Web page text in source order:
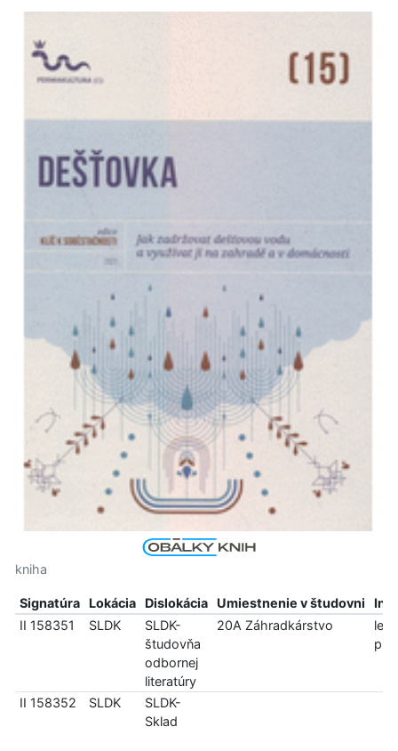
kniha
Signatúra Lokácia Dislokácia Umiestnenie v študovni
Info
II 158351
SLDK
SLDK-
študovňa
odbornej
literatúry
20A Záhradkárstvo
len
II 158352 SLDK
SLDK-
Sklad